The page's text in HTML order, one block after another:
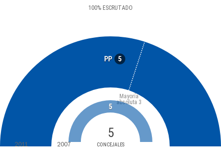
100% ESCRUTADO
PP 5
5
CONCEJALES
Mayoría
absoluta 3
5
2011 2007